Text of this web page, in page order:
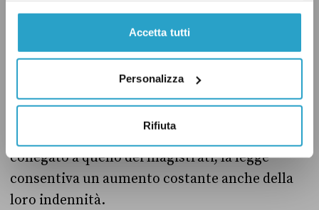
Accetta tutti
Personalizza
Rifiuta
decreto del presidente del Consiglio dei
ministri il governo, guidato da Mario Draghi,
ha aumentato le indennità del personale di
magistratura del 4,85 per cento. Dal momento
collegato a quello dei magistrati, la legge
consentiva un aumento costante anche della
loro indennità.